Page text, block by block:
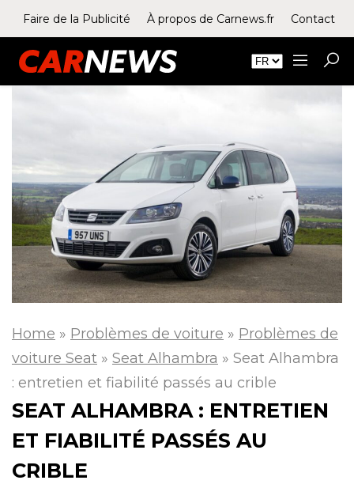
Faire de la Publicité À propos de Carnews.fr Contact
Home » Problèmes de voiture » Problèmes de
voiture Seat » Seat Alhambra » Seat Alhambra
: entretien et fiabilité passés au crible
SEAT ALHAMBRA : ENTRETIEN
ET FIABILITÉ PASSÉS AU
CRIBLE